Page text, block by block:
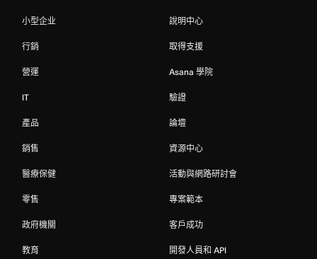
小型企业
行銷
營運
IT
產品
銷售
醫療保健
零售
政府機關
教育
說明中心
取得支援
Asana 學院
驗證
論壇
資源中心
活動與網路研討會
專案範本
客戶成功
開發人員和 API